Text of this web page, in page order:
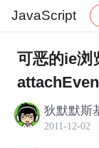
JavaScript
社区
可恶的ie浏
狄默默斯
2011-12-02